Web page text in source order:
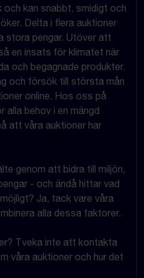
och kan snabbt, smidigt och
Delta i flera auktioner
stora pengar. Utöver att
en insats för klimatet när
och begagnade produkter.
och försök till största mån
online. Hos oss på
alla behov i en mängd
att våra auktioner har
genom att bidra till miljön,
- och ändå hittar vad
Ja, tack vare våra
alla dessa faktorer.
Tveka inte att kontakta
våra auktioner och hur det